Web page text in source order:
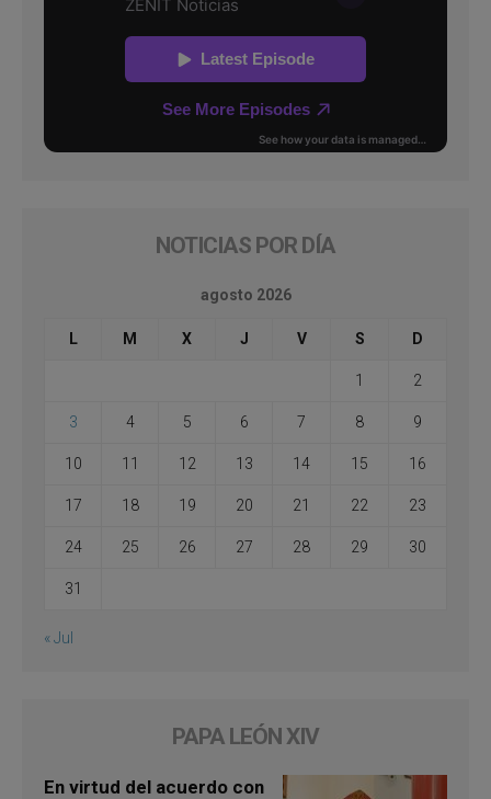
NOTICIAS POR DÍA
agosto 2026
L M X J V S D
1 2
3 4 5 6 7 8 9
10 11 12 13 14 15 16
17 18 19 20 21 22 23
24 25 26 27 28 29 30
31
« Jul
PAPA LEÓN XIV
En virtud del acuerdo con